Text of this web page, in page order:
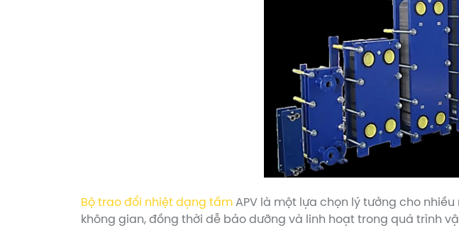
Bộ trao đổi nhiệt dạng tấm APV là một lựa chọn lý tưởng cho
không gian, đồng thời dễ bảo dưỡng và linh hoạt trong quá trình